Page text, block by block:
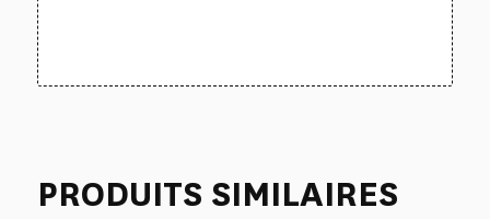
PRODUITS SIMILAIRES